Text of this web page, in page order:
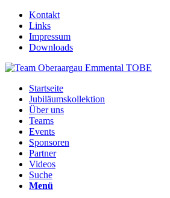
Kontakt
Links
Impressum
Downloads
Startseite
Jubiläumskollektion
Über uns
Teams
Events
Sponsoren
Partner
Videos
Suche
Menü